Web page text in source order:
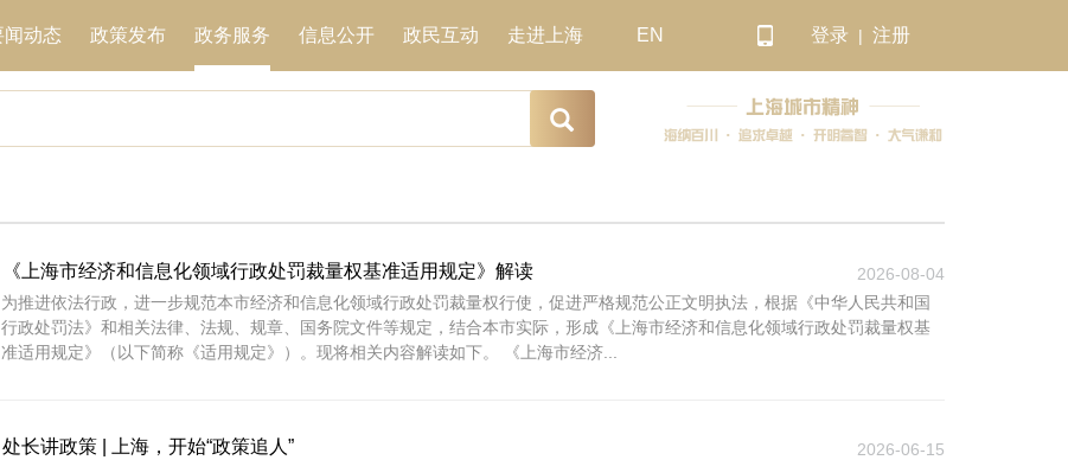
《上海市经济和信息化领域行政处罚裁量权基准适用规定》解读
2026-08-04
为推进依法行政，进一步规范本市经济和信息化领域行政处罚裁量权行使，促进严格规范公正文明执法，根据《中华人民共和国
行政处罚法》和相关法律、法规、规章、国务院文件等规定，结合本市实际，形成《上海市经济和信息化领域行政处罚裁量权基
准适用规定》（以下简称《适用规定》）。现将相关内容解读如下。 《上海市经济...
处长讲政策 | 上海，开始“政策追人”
2026-06-15